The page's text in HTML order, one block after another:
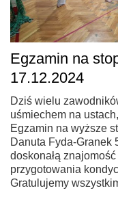
Egzamin na
17.12.2024
Dziś wielu
uśmiechem na
Egzamin na wyższe
Danuta Fyda-Granek
doskonałą
przygotowania
Gratulujemy